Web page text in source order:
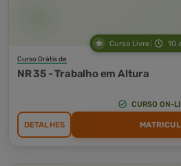
Curso Livre 10
Curso Grátis de
NR 35 - Trabalho em Altura
CURSO ON-
DETALHES